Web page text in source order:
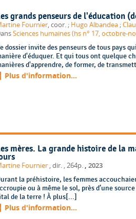
grands penseurs de l'éducation
Fournier , coor. ; Hugo Albandea ;
Sciences humaines (hs n° 17, octobre-
dossier invite des penseurs de tous pays
d'éduquer. Et qui tous ont quelque
d'apprendre, de former, de
Plus d'information...
mères. La grande histoire de la
Fournier , dir. , 264p. 2023
la préhistoire, les femmes
ou à même le sol, près d’une
de la terre ! À plus[...]
Plus d'information...